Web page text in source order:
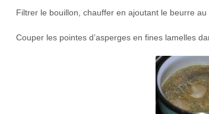
Filtrer le bouillon, chauffer en ajoutant le beurre
Couper les pointes d’asperges en fines lamelles